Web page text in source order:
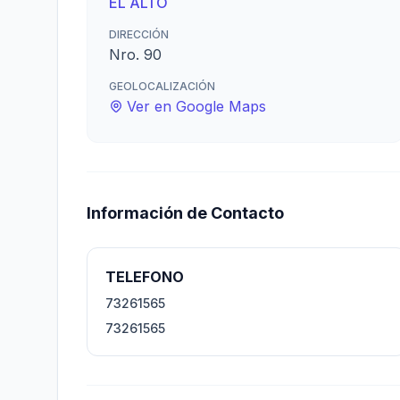
DIRECCIÓN
Nro. 90
GEOLOCALIZACIÓN
Ver en Google Maps
Información de Contacto
TELEFONO
73261565
73261565